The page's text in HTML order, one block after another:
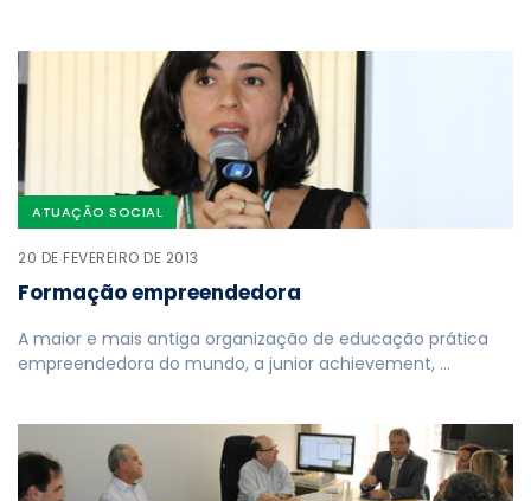
ATUAÇÃO SOCIAL
20 DE FEVEREIRO DE 2013
Formação empreendedora
A maior e mais antiga organização de educação prática
empreendedora do mundo, a junior achievement, …